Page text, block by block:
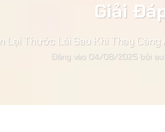
Giải
Lại Thước Lái Sau Khi Thay
Đăng vào 04/08/2025 bởi